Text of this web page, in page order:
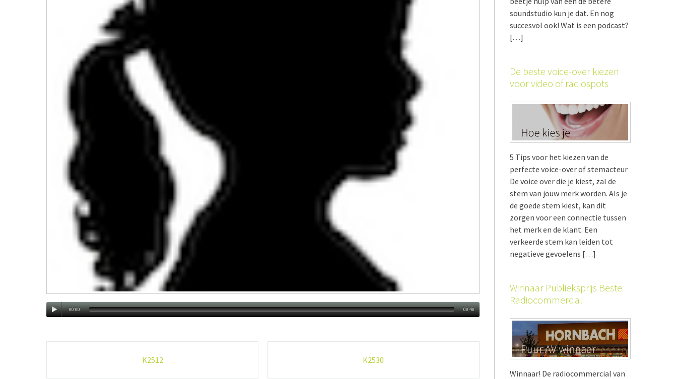
00:00 00:48
K2512 K2530
soundstudio kun je dat. En nog
succesvol ook! Wat is een podcast?
[…]
De beste voice-over kiezen
voor video of radiospots
5 Tips voor het kiezen van de
perfecte voice-over of stemacteur
De voice over die je kiest, zal de
stem van jouw merk worden. Als je
de goede stem kiest, kan dit
zorgen voor een connectie tussen
het merk en de klant. Een
verkeerde stem kan leiden tot
negatieve gevoelens […]
Winnaar Publieksprijs Beste
Radiocommercial
Winnaar! De radiocommercial van